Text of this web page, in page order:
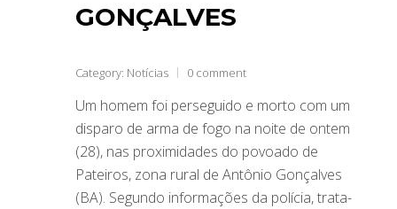
GONÇALVES
Category: Notícias 0 comment
Um homem foi perseguido e morto com um
disparo de arma de fogo na noite de ontem
(28), nas proximidades do povoado de
Pateiros, zona rural de Antônio Gonçalves
(BA). Segundo informações da polícia, trata-